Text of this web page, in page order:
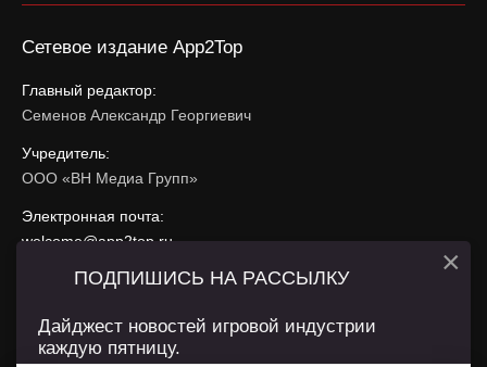
Сетевое издание App2Top
Главный редактор:
Семенов Александр Георгиевич
Учредитель:
ООО «ВН Медиа Групп»
Электронная почта:
welcome@app2top.ru
При использовании материалов активная ссылка на
Сайт использует IP адреса, cookie, данные геолокации
ПОДПИШИСЬ НА РАССЫЛКУ
Дайджест новостей игровой индустрии
каждую пятницу.
×